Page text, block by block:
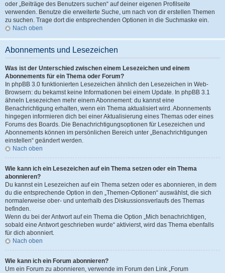
oder „Beiträge des Benutzers suchen“ auf deiner eigenen Profilseite
verwenden. Benutze die erweiterte Suche, um nach von dir erstellen Themen
zu suchen. Trage dort die entsprechenden Optionen in die Suchmaske ein.
Nach oben
Abonnements und Lesezeichen
Was ist der Unterschied zwischen einem Lesezeichen und einem
Abonnements für ein Thema oder Forum?
In phpBB 3.0 funktionierten Lesezeichen ähnlich den Lesezeichen in Web-
Browsern: du bekamst keine Informationen bei einem Update. In phpBB 3.1
ähneln Lesezeichen mehr einem Abonnement: du kannst eine
Benachrichtigung erhalten, wenn ein Thema aktualisiert wird. Abonnements
hingegen informieren dich bei einer Aktualisierung eines Themas oder eines
Forums des Boards. Die Benachrichtigungsoptionen für Lesezeichen und
Abonnements können im persönlichen Bereich unter „Benachrichtigungen
einstellen“ geändert werden.
Nach oben
Wie kann ich ein Lesezeichen auf ein Thema setzen oder ein Thema
abonnieren?
Du kannst ein Lesezeichen auf ein Thema setzen oder es abonnieren, in dem
du die entsprechende Option in den „Themen-Optionen“ auswählst, die sich
normalerweise ober- und unterhalb des Diskussionsverlaufs des Themas
befinden.
Wenn du bei der Antwort auf ein Thema die Option „Mich benachrichtigen,
sobald eine Antwort geschrieben wurde“ aktivierst, wird das Thema ebenfalls
für dich abonniert.
Nach oben
Wie kann ich ein Forum abonnieren?
Um ein Forum zu abonnieren, verwende im Forum den Link „Forum